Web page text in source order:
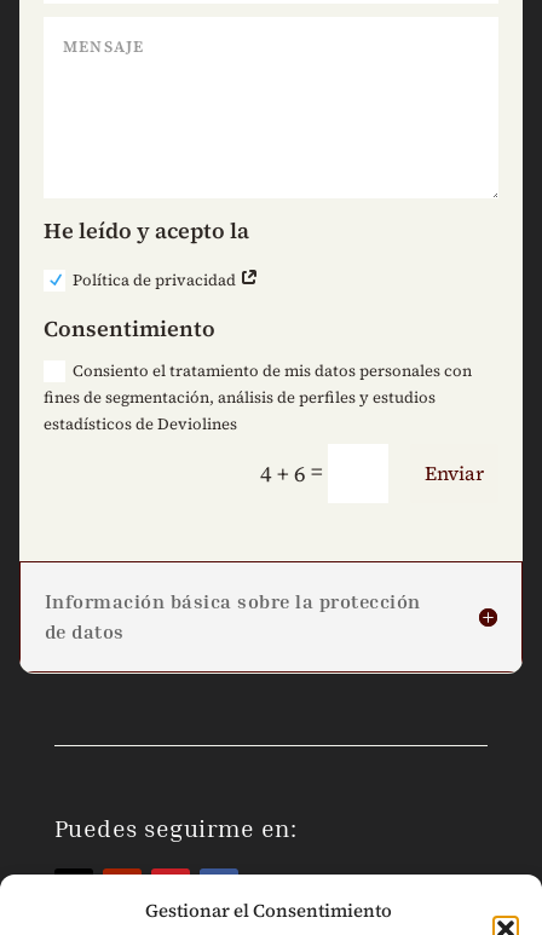
Gestionar el Consentimiento
He leído y acepto la
Política de privacidad
Consentimiento
Consiento el tratamiento de mis datos personales con
fines de segmentación, análisis de perfiles y estudios
estadísticos de Deviolines
4 + 6 = Enviar
Información básica sobre la protección
de datos
Puedes seguirme en: